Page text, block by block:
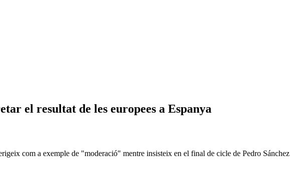
el resultat de les europees a Espanya
com a exemple de "moderació" mentre insisteix en el final de cicle de Pedro Sánchez